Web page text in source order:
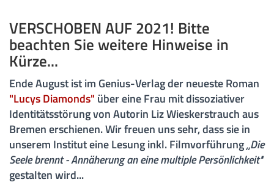
VERSCHOBEN AUF 2021! Bitte
beachten Sie weitere Hinweise in
Kürze...
Ende August ist im Genius-Verlag der neueste Roman
"Lucys Diamonds" über eine Frau mit dissoziativer
Identitätsstörung von Autorin Liz Wieskerstrauch aus
Bremen erschienen. Wir freuen uns sehr, dass sie in
unserem Institut eine Lesung inkl. Filmvorführung„Die
Seele brennt - Annäherung an eine multiple Persönlichkeit"
gestalten wird...